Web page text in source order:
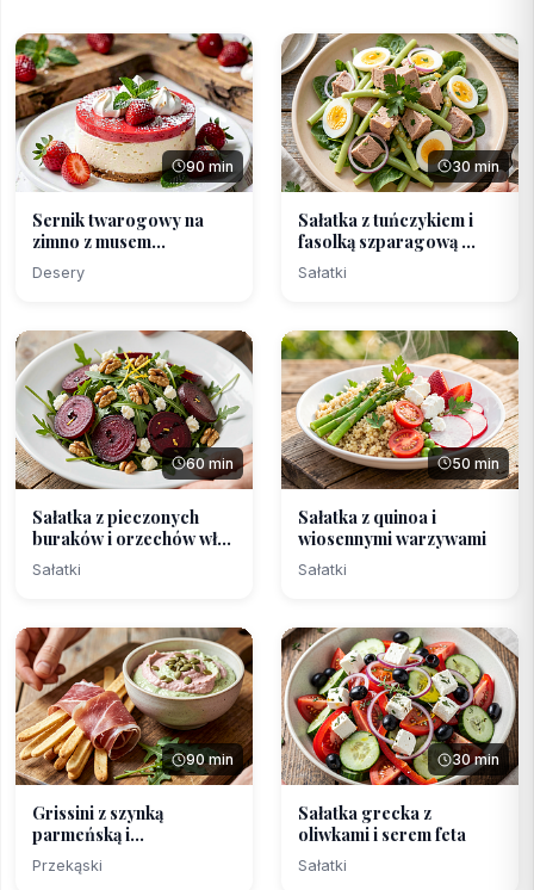
90 min
Sernik twarogowy na
zimno z musem
truskawk...
Desery
30 min
Sałatka z tuńczykiem i
fasolką szparagową ...
Sałatki
60 min
Sałatka z pieczonych
buraków i orzechów wł...
Sałatki
50 min
Sałatka z quinoa i
wiosennymi warzywami
Sałatki
90 min
Grissini z szynką
parmeńską i
rabarbarowo-...
Przekąski
30 min
Sałatka grecka z
oliwkami i serem feta
Sałatki